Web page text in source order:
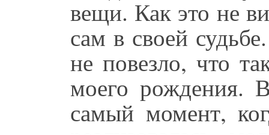
вещи. Как это не
сам в своей
не повезло, что
моего рождения.
самый момент,